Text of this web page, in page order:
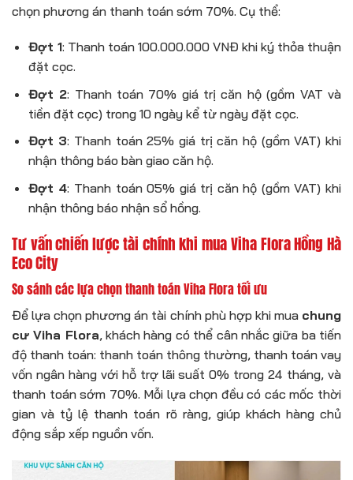
chọn phương án thanh toán sớm 70%. Cụ thể:
Đợt 1: Thanh toán 100.000.000 VNĐ khi ký thỏa thuận
đặt cọc.
Đợt 2: Thanh toán 70% giá trị căn hộ (gồm VAT và
tiền đặt cọc) trong 10 ngày kể từ ngày đặt cọc.
Đợt 3: Thanh toán 25% giá trị căn hộ (gồm VAT) khi
nhận thông báo bàn giao căn hộ.
Đợt 4: Thanh toán 05% giá trị căn hộ (gồm VAT) khi
nhận thông báo nhận sổ hồng.
Tư vấn chiến lược tài chính khi mua Viha Flora Hồng Hà
Eco City
So sánh các lựa chọn thanh toán Viha Flora tối ưu
Để lựa chọn phương án tài chính phù hợp khi mua chung
cư Viha Flora, khách hàng có thể cân nhắc giữa ba tiến
độ thanh toán: thanh toán thông thường, thanh toán vay
vốn ngân hàng với hỗ trợ lãi suất 0% trong 24 tháng, và
thanh toán sớm 70%. Mỗi lựa chọn đều có các mốc thời
gian và tỷ lệ thanh toán rõ ràng, giúp khách hàng chủ
động sắp xếp nguồn vốn.